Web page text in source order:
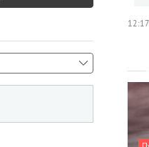
12:17